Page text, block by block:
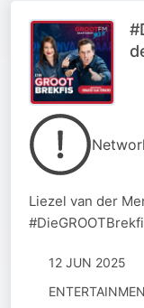
Liezel van der
12 JUN 2025